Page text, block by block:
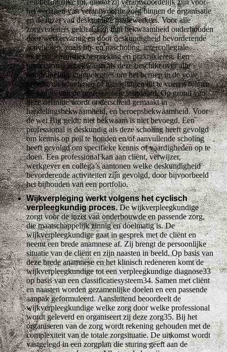
een belangrijke rol, omdat zij verantwoordelijk zijn voor
het verlenen van verantwoorde zorg binnen de organisatie
en de inzet van deskundige medewerkers. Voor alle
zorgverleners geldt dat zij hun bekwaamheid onderhouden
door werkervaring en door deskundigheid bevorderende
activiteiten, zoals bij- en nascholing, intercollegiale
toetsing, casuïstiekbespreking en praktijkleren. Een
professional is bekwaam als deze beschikt over alle
noodzakelijke competenties om het beroep in de volle
breedte uit te oefenen of handelingen uit te voeren binnen
de kaders van de professionele standaard. Op grond van
deze definitie wordt onderscheid gemaakt in
handelingsbekwaamheid, en beroepsbekwaamheid. Voor
de wet Big geldt: niet bekwaam is niet bevoegd. Een
professional is deskundig als deze scholing heeft gevolgd
om kennis op peil te houden en/of aanvullende scholing
heeft gevolgd om specifieke kennis of vaardigheden op te
doen. Een professional kan aan cliënt, verwijzer,
werkgever en collega’s aantonen welke deskundigheid
bevorderende activiteiten zijn gevolgd, door bijvoorbeeld
het bijhouden van een portfolio.
Wijkverpleging werkt volgens het cyclisch
verpleegkundig proces.De wijkverpleegkundige
zorgt voor de inzet van onderbouwde en passende zorg,
die maatschappelijk zinnig en doelmatig is. De
wijkverpleegkundige gaat in gesprek met de cliënt en
neemt een brede anamnese af. Zij brengt de persoonlijke
situatie van de cliënt en zijn naasten in beeld. Op basis van
deze brede anamnese en het klinisch redeneren komt de
wijkverpleegkundige tot een verpleegkundige diagnose33
op basis van een classificatiesysteem34. Samen met cliënt
en naasten worden gezamenlijke doelen en een passende
aanpak geformuleerd. Aansluitend beoordeelt de
wijkverpleegkundige welke zorg door welke professional
wordt geleverd en organiseert zij deze zorg35. Bij het
organiseren van de zorg wordt rekening gehouden met de
complexiteit van de totale zorgsituatie. De uitkomst wordt
vastgelegd in een zorgplan die sturing geeft aan de